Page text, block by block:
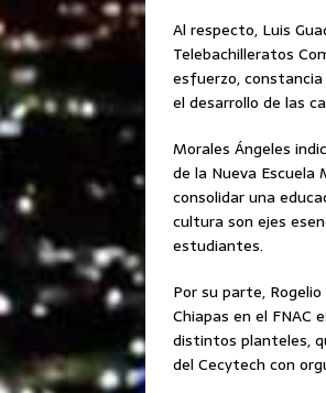
Al respecto, Luis
Telebachilleratos
esfuerzo,
el desarrollo de las
Morales Ángeles
de la Nueva Escuela
consolidar una
cultura son ejes
estudiantes.
Por su parte,
Chiapas en el
distintos planteles,
del Cecytech con